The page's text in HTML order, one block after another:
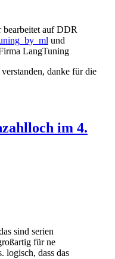
auf DDR
und
LangTuning
danke für die
im 4.
sind serien
für ne
logisch, dass das